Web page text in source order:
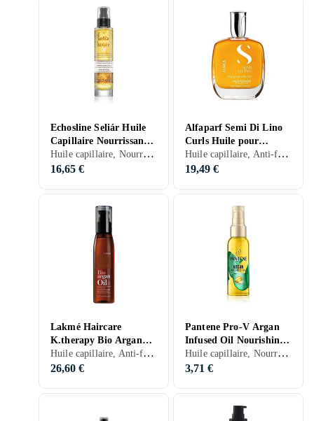
Echosline Seliár Huile
Capillaire Nourrissante
de Luxe 100ml
Huile capillaire, Nourrissant, 100 ml/g
16,65 €
Alfaparf Semi Di Lino
Curls Huile pour
cheveux bouclés 100mlHuile capillaire, Anti-frisottis, Bouclés/Permanentés, 100 ml/g
19,49 €
Lakmé Haircare
K.therapy Bio Argan
Oil Huile capillaire
125ml
Huile capillaire, Anti-frisottis, Secs, Colorés, Bouclés/Permanentés, Frisés, 125 ml/g
26,60 €
Pantene Pro-V Argan
Infused Oil Nourishing
Huile capillaire 100mlHuile capillaire, Nourrissant, 100 ml/g
3,71 €